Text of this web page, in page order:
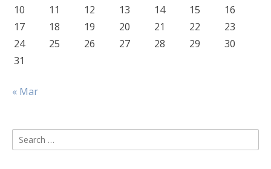
10
11 12 13 14 15
16
17
18 19 20 21 22
23
24
25 26 27 28 29
30
31
« Mar
Search
for: